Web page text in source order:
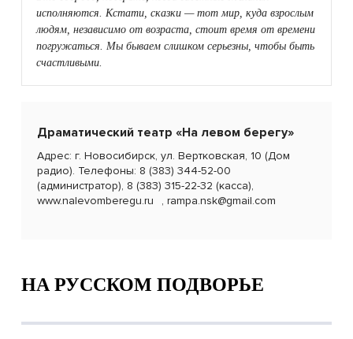
исполняются. Кстати, сказки — тот мир, куда взрослым
людям, независимо от возраста, стоит время от времени
погружаться. Мы бываем слишком серьезны, чтобы быть
счастливыми.
Драматический театр «На левом берегу»
Адрес: г. Новосибирск, ул. Вертковская, 10 (Дом
радио). Телефоны: 8 (383) 344-52-00
(администратор), 8 (383) 315-22-32 (касса),
www.nalevomberegu.ru
, rampa.nsk@gmail.com
НА РУССКОМ ПОДВОРЬЕ